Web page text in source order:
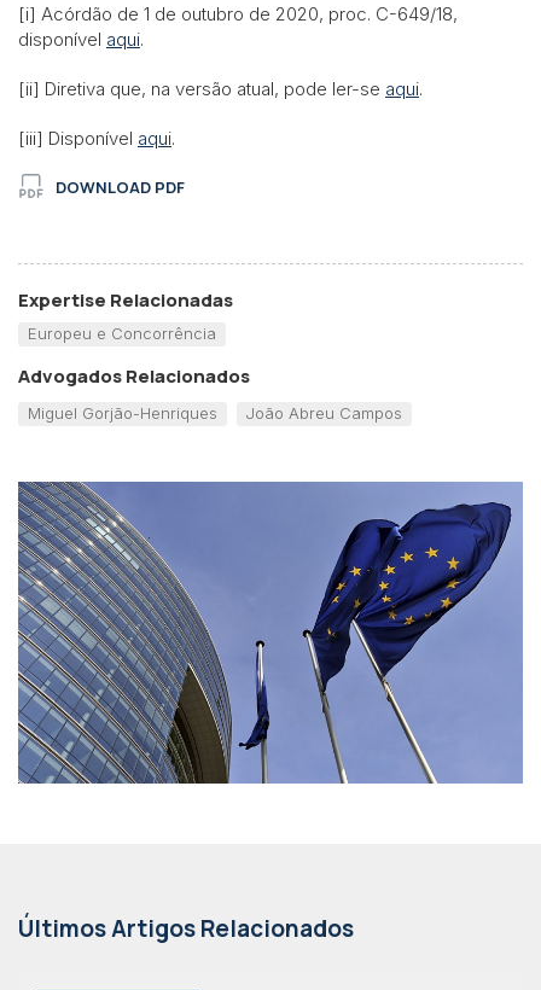
[i] Acórdão de 1 de outubro de 2020, proc. C-649/18,
disponível aqui.
[ii] Diretiva que, na versão atual, pode ler-se aqui.
[iii] Disponível aqui.
DOWNLOAD PDF
Expertise Relacionadas
Europeu e Concorrência
Advogados Relacionados
Miguel Gorjão-Henriques João Abreu Campos
Últimos Artigos Relacionados